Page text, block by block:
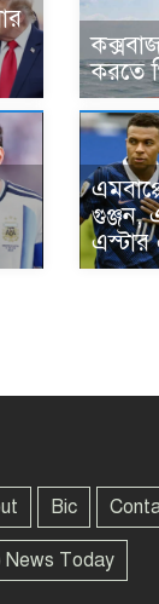
করতে
গুঞ্জন,
এস্টার
Bic
News Today